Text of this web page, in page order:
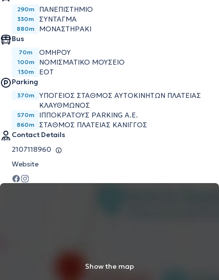
290m ΠΑΝΕΠΙΣΤΉΜΙΟ
330m ΣΎΝΤΑΓΜΑ
880m
ΜΟΝΑΣΤΗΡΆΚΙ
Bus
70m ΟΜΗΡΟΥ
100m ΝΟΜΙΣΜΑΤΙΚΟ ΜΟΥΣΕΙΟ
130m
ΕΟΤ
Parking
370m
ΥΠΌΓΕΙΟΣ ΣΤΑΘΜΌΣ ΑΥΤΟΚΙΝΉΤΩΝ ΠΛΑΤΕΊΑΣ
ΚΛΑΥΘΜΏΝΟΣ
570m ΙΠΠΟΚΡΆΤΟΥΣ PARKING Α.Ε.
860m
ΣΤΑΘΜΌΣ ΠΛΑΤΕΊΑΣ ΚΆΝΙΓΓΟΣ
Contact Details
2107118960
Website
Show the map